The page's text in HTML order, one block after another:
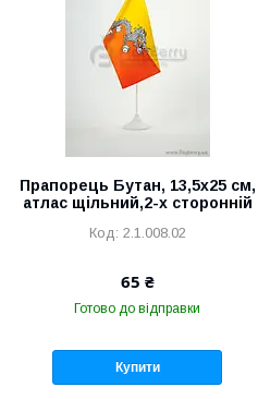
Прапорець Бутан, 13,5х25 см,
атлас щільний,2-х сторонній
2.1.008.02
65 ₴
Готово до відправки
Купити